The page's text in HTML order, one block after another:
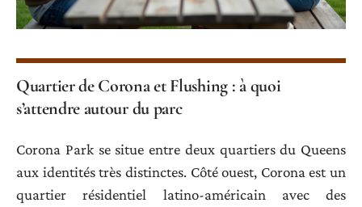
Quartier de Corona et Flushing : à quoi
s’attendre autour du parc
Corona Park se situe entre deux quartiers du Queens
aux identités très distinctes. Côté ouest, Corona est un
quartier résidentiel latino-américain avec des